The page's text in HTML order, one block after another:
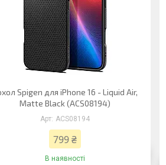
Spigen для iPhone 16 - Liquid Air,
Matte Black (ACS08194)
ACS08194
799 ₴
В наявності